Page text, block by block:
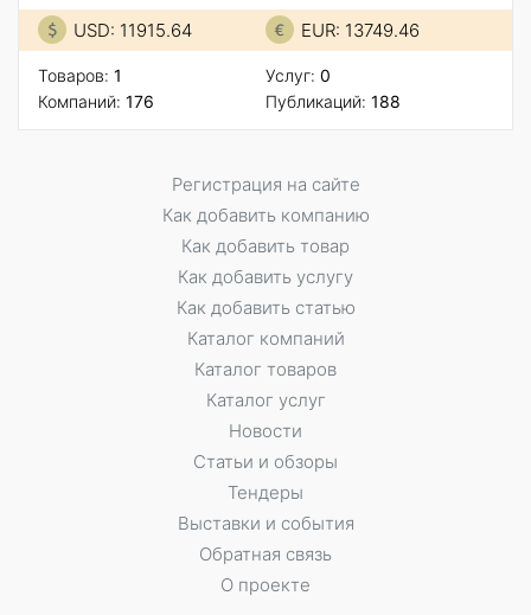
USD: 11915.64 EUR: 13749.46
Товаров: 1
Компаний: 176
Услуг: 0
Публикаций: 188
Регистрация на сайте
Как добавить компанию
Как добавить товар
Как добавить услугу
Как добавить статью
Каталог компаний
Каталог товаров
Каталог услуг
Новости
Статьи и обзоры
Тендеры
Выставки и события
Обратная связь
О проекте